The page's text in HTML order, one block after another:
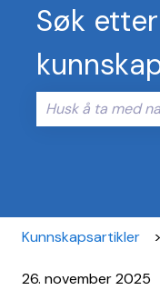
Søk
Kunnskapsartikler
26. november 2025